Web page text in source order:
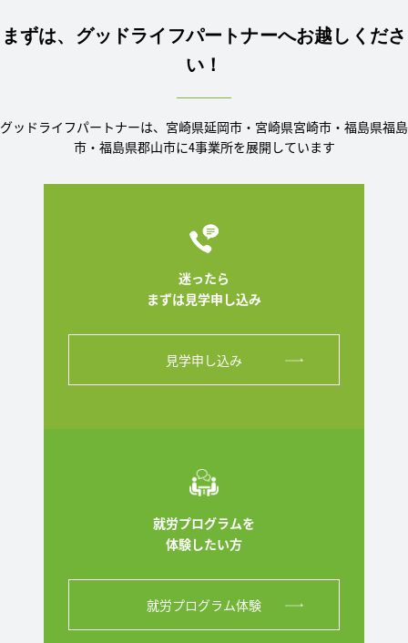
まずは、グッドライフパートナーへお越しくださ
い！
グッドライフパートナーは、宮崎県延岡市・宮崎県宮崎市・福島県福島
市・福島県郡山市に4事業所を展開しています
迷ったら
まずは見学申し込み
見学申し込み
就労プログラムを
体験したい方
就労プログラム体験